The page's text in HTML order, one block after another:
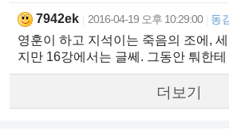
7942ek 2016-04-19 오후 10:29:00 동
영훈이 하고 지석이는 죽음의 조에,
지만 16강에서는 글쎄. 그동안 퉈한
더보기